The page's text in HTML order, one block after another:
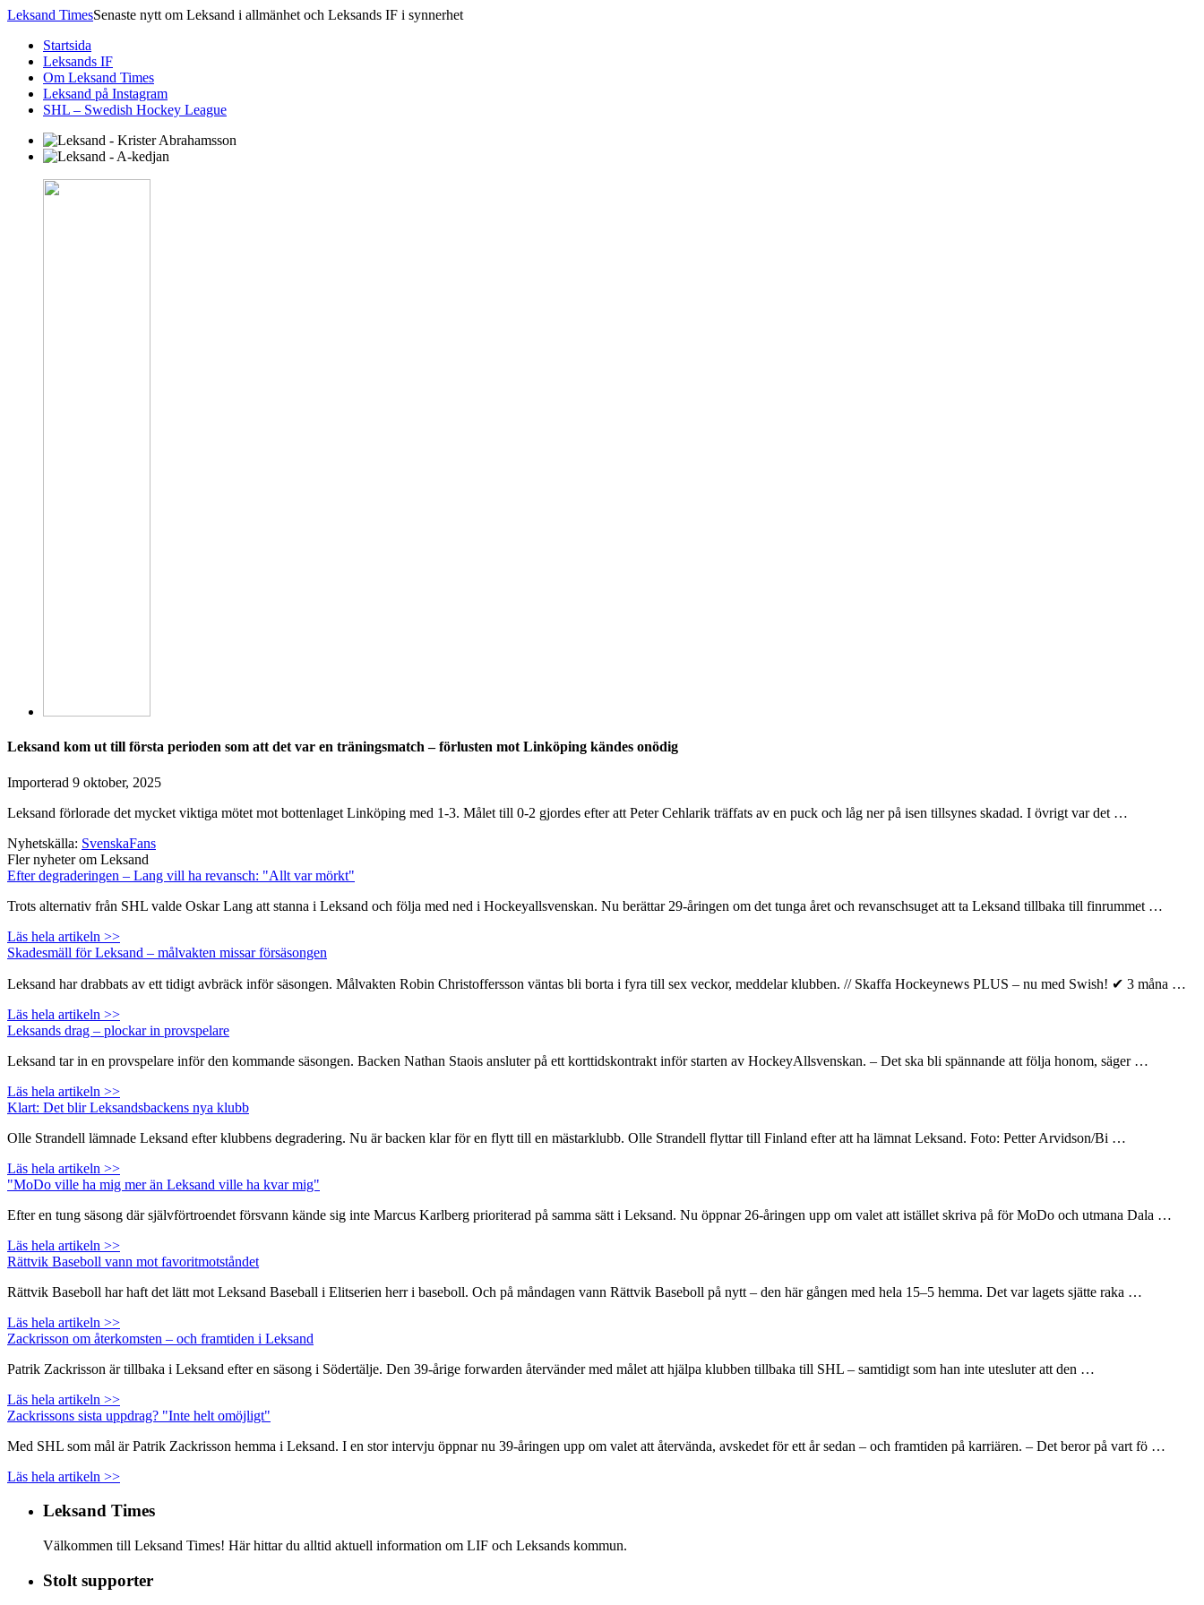
Leksand TimesSenaste nytt om Leksand i allmänhet och Leksands IF i synnerhet
Startsida
Leksands IF
Om Leksand Times
Leksand på Instagram
SHL – Swedish Hockey League
Leksand kom ut till första perioden som att det var en träningsmatch – förlusten mot Linköping kändes onödig
Importerad 9 oktober, 2025
Leksand förlorade det mycket viktiga mötet mot bottenlaget Linköping med 1-3. Målet till 0-2 gjordes efter att Peter Cehlarik träffats av en puck och låg ner på isen tillsynes skadad. I övrigt var det …
Nyhetskälla: SvenskaFans
Fler nyheter om Leksand
Efter degraderingen – Lang vill ha revansch: "Allt var mörkt"
Trots alternativ från SHL valde Oskar Lang att stanna i Leksand och följa med ned i Hockeyallsvenskan. Nu berättar 29-åringen om det tunga året och revanschsuget att ta Leksand tillbaka till finrummet …
Läs hela artikeln >>
Skadesmäll för Leksand – målvakten missar försäsongen
Leksand har drabbats av ett tidigt avbräck inför säsongen. Målvakten Robin Christoffersson väntas bli borta i fyra till sex veckor, meddelar klubben. // Skaffa Hockeynews PLUS – nu med Swish! ✔ 3 måna …
Läs hela artikeln >>
Leksands drag – plockar in provspelare
Leksand tar in en provspelare inför den kommande säsongen. Backen Nathan Staois ansluter på ett korttidskontrakt inför starten av HockeyAllsvenskan. – Det ska bli spännande att följa honom, säger …
Läs hela artikeln >>
Klart: Det blir Leksandsbackens nya klubb
Olle Strandell lämnade Leksand efter klubbens degradering. Nu är backen klar för en flytt till en mästarklubb. Olle Strandell flyttar till Finland efter att ha lämnat Leksand. Foto: Petter Arvidson/Bi …
Läs hela artikeln >>
"MoDo ville ha mig mer än Leksand ville ha kvar mig"
Efter en tung säsong där självförtroendet försvann kände sig inte Marcus Karlberg prioriterad på samma sätt i Leksand. Nu öppnar 26-åringen upp om valet att istället skriva på för MoDo och utmana Dala …
Läs hela artikeln >>
Rättvik Baseboll vann mot favoritmotståndet
Rättvik Baseboll har haft det lätt mot Leksand Baseball i Elitserien herr i baseboll. Och på måndagen vann Rättvik Baseboll på nytt – den här gången med hela 15–5 hemma. Det var lagets sjätte raka …
Läs hela artikeln >>
Zackrisson om återkomsten – och framtiden i Leksand
Patrik Zackrisson är tillbaka i Leksand efter en säsong i Södertälje. Den 39-årige forwarden återvänder med målet att hjälpa klubben tillbaka till SHL – samtidigt som han inte utesluter att den …
Läs hela artikeln >>
Zackrissons sista uppdrag? "Inte helt omöjligt"
Med SHL som mål är Patrik Zackrisson hemma i Leksand. I en stor intervju öppnar nu 39-åringen upp om valet att återvända, avskedet för ett år sedan – och framtiden på karriären. – Det beror på vart fö …
Läs hela artikeln >>
Leksand Times
Välkommen till Leksand Times! Här hittar du alltid aktuell information om LIF och Leksands kommun.
Stolt supporter